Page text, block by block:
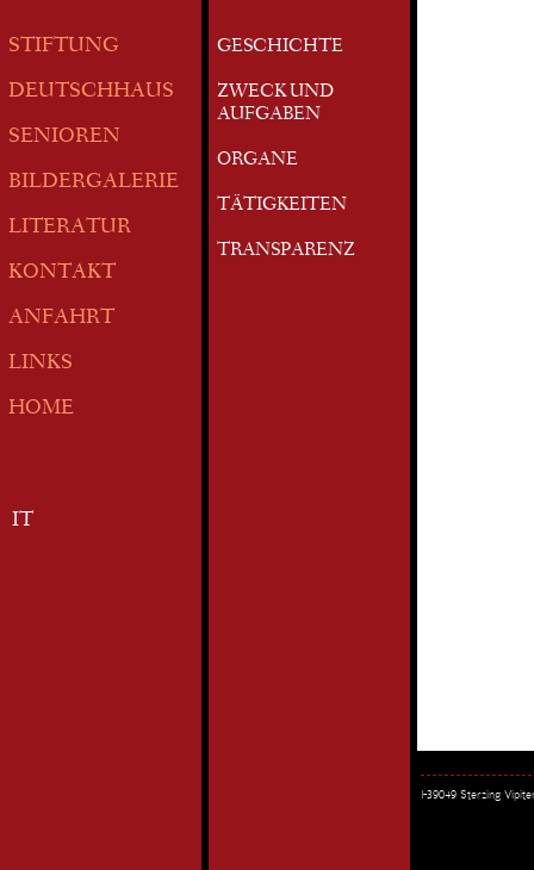
STIFTUNG
DEUTSCHHAUS
SENIOREN
BILDERGALERIE
LITERATUR
KONTAKT
ANFAHRT
LINKS
HOME
IT
GESCHICHTE
ZWECK UND
AUFGABEN
ORGANE
TÄTIGKEITEN
TRANSPARENZ
I-39049 Sterzing